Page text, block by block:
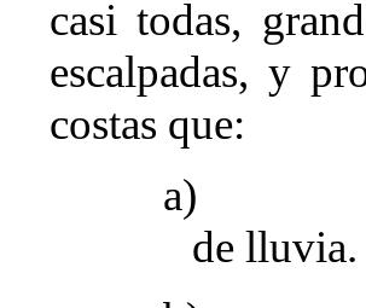
casi todas,
escalpadas, y
costas que:
a)
de lluvia.